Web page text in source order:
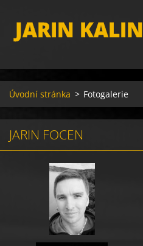
JARIN KALIN
Úvodní stránka > Fotogalerie
JARIN FOCEN